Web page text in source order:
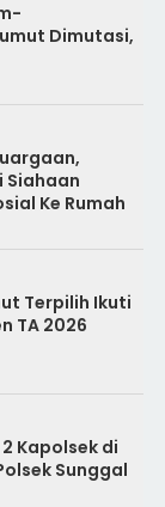
Dimutasi,
Siahaan
Ke Rumah
Terpilih Ikuti
TA 2026
Kapolsek di
Sunggal